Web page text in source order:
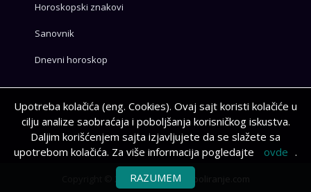
Horoskopski znakovi
Sanovnik
Dnevni horoskop
Copyright © 2026 Powered by cooliranje.com
Upotreba kolačića (eng. Cookies). Ovaj sajt koristi kolačiće u
cilju analize saobraćaja i poboljšanja korisničkog iskustva.
Daljim korišćenjem sajta izjavljujete da se slažete sa
upotrebom kolačića. Za više informacija pogledajte
ovde .
RAZUMEM